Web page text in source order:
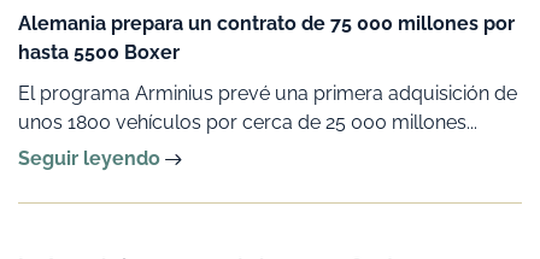
Alemania prepara un contrato de 75 000 millones por
hasta 5500 Boxer
El programa Arminius prevé una primera adquisición de
unos 1800 vehículos por cerca de 25 000 millones...
Seguir leyendo